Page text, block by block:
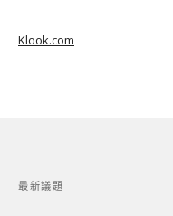
Klook.com
最新議題